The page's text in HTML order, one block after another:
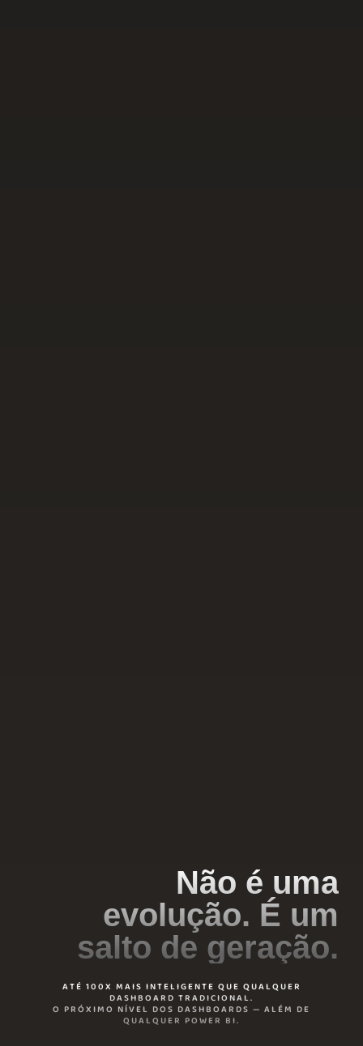
Não é uma
evolução. É um
salto de geração.
ATÉ 100X MAIS INTELIGENTE QUE QUALQUER
DASHBOARD TRADICIONAL.
O PRÓXIMO NÍVEL DOS DASHBOARDS — ALÉM DE
QUALQUER POWER BI.